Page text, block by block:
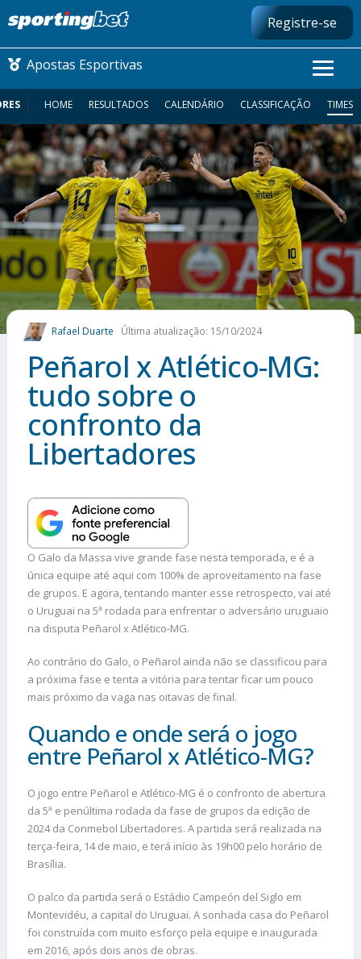
Registre-se
Apostas Esportivas
CONMEBOL LIBERTADORES
FUTEBOL NACIONAL
FUTEBOL INTERNACIONAL
COMO APOSTAR
MAIS ESPORTES
HOME RESULTADOS CALENDÁRIO CLASSIFICAÇÃO TIMES
Rafael Duarte Última atualização: 15/10/2024
Peñarol x Atlético-MG:
tudo sobre o
confronto da
Libertadores
O Galo da Massa vive grande fase nesta temporada, e é a
única equipe até aqui com 100% de aproveitamento na fase
de grupos. E agora, tentando manter esse retrospecto, vai até
o Uruguai na 5ª rodada para enfrentar o adversário uruguaio
na disputa Peñarol x Atlético-MG.
Ao contrário do Galo, o Peñarol ainda não se classificou para
a próxima fase e tenta a vitória para tentar ficar um pouco
mais próximo da vaga nas oitavas de final.
Quando e onde será o jogo
entre Peñarol x Atlético-MG?
O jogo entre Peñarol e Atlético-MG é o confronto de abertura
da 5ª e penúltima rodada da fase de grupos da edição de
2024 da Conmebol Libertadores. A partida será realizada na
terça-feira, 14 de maio, e terá início às 19h00 pelo horário de
Brasília.
O palco da partida será o Estádio Campeón del Siglo em
Montevidéu, a capital do Uruguai. A sonhada casa do Peñarol
foi construída com muito esforço pela equipe e inaugurada
em 2016, após dois anos de obras.